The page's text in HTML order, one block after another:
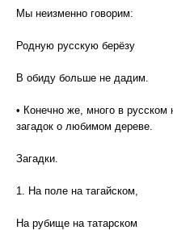
Мы неизменно говорим:
Родную русскую берёзу
В обиду больше не дадим.
• Конечно же, много в русском
загадок о любимом дереве.
Загадки.
1. На поле на тагайском,
На рубище на татарском